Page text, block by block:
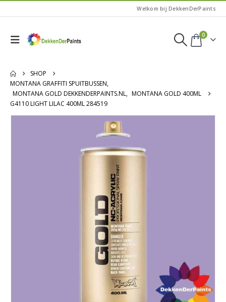
Welkom bij DekkenDerPaints
0
SHOP
MONTANA GRAFFITI SPUITBUSSEN,
MONTANA GOLD DEKKENDERPAINTS.NL, MONTANA GOLD 400ML
G4110 LIGHT LILAC 400ML 284519